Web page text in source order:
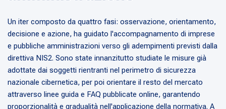
Un iter composto da quattro fasi: osservazione, orientamento,
decisione e azione, ha guidato l'accompagnamento di imprese
e pubbliche amministrazioni verso gli adempimenti previsti dalla
direttiva NIS2. Sono state innanzitutto studiate le misure già
adottate dai soggetti rientranti nel perimetro di sicurezza
nazionale cibernetica, per poi orientare il resto del mercato
attraverso linee guida e FAQ pubblicate online, garantendo
proporzionalità e gradualità nell'applicazione della normativa. A